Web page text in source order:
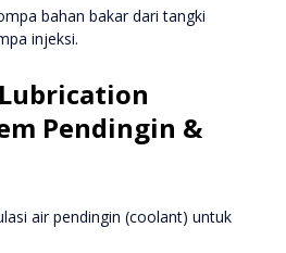
bahan bakar dari tangki
injeksi.
Pendingin &
air pendingin (coolant) untuk